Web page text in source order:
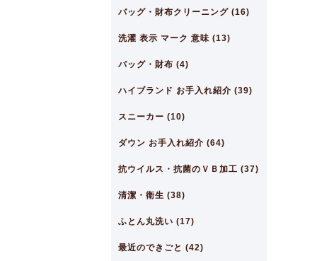
バッグ・財布クリーニング (16)
洗濯 表示 マーク 意味 (13)
バッグ・財布 (4)
ハイブランド お手入れ紹介 (39)
スニーカー (10)
ダウン お手入れ紹介 (64)
抗ウイルス・抗菌のＶＢ加工 (37)
清潔・衛生 (38)
ふとん丸洗い (17)
最近のできごと (42)